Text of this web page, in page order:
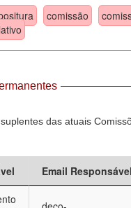
comissão
das atuais
Email